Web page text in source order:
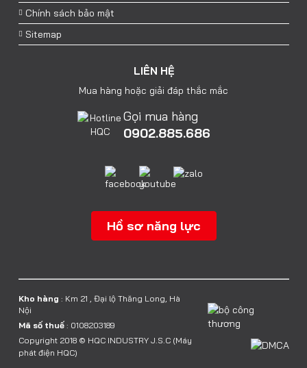
Chính sách bảo mật
Sitemap
LIÊN HỆ
Mua hàng hoặc giải đáp thắc mắc
Gọi mua hàng
0902.885.686
Hồ sơ năng lực
Kho hàng : Km 21 , Đại lộ Thăng Long, Hà
Nội
Mã số thuế: 0108203189
Copyright 2018 © HQC INDUSTRY J.S.C (Máy
phát điện HQC)